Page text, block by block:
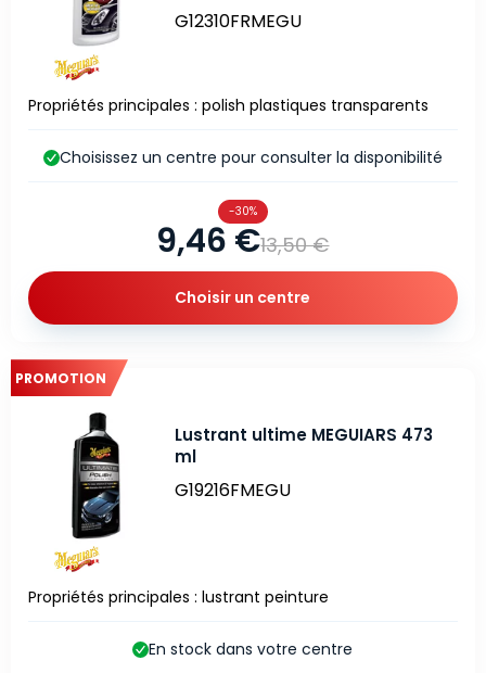
G12310FRMEGU
Propriétés principales : polish plastiques transparents
9,46 €13,50 €
-30%
Choisissez un centre pour consulter la disponibilité
Choisir un centre
PROMOTION
Lustrant ultime MEGUIARS 473
ml
G19216FMEGU
Propriétés principales : lustrant peinture
En stock dans votre centre